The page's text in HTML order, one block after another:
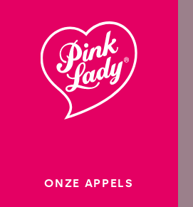
inhoud
ONZE APPELS